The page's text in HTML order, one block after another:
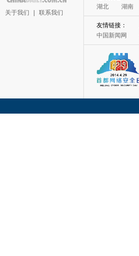
关于我们 联系我们
湖北
湖南
友情链接：
中国新闻网